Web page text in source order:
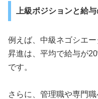
上級ポジションと給
例えば、中級ネゴシエ
昇進は、平均で給与が
です。
さらに、管理職や専門